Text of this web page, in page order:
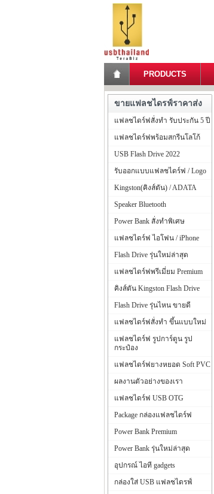
PRODUCTS
ขายแฟลชไดรฟ์ราคาส่ง
แฟลชไดร์ฟสั่งทำ รับประกัน 5 ปี
แฟลชไดร์ฟพร้อมสกรีนโลโก้
USB Flash Drive 2022
รับออกแบบแฟลชไดร์ฟ / Logo
Kingston(คิงส์ตัน) / ADATA
Speaker Bluetooth
Power Bank สั่งทำพิเศษ
แฟลชไดร์ฟ ไอโฟน / iPhone
Flash Drive รุ่นใหม่ล่าสุด
แฟลชไดร์ฟพรีเมี่ยม Premium
คิงส์ตัน Kingston Flash Drive
Flash Drive รุ่นไหน ขายดี
แฟลชไดร์ฟสั่งทำ ขึ้นแบบใหม่
แฟลชไดร์ฟ รูปการ์ตูน รูป
กระป๋อง
แฟลชไดร์ฟยางหยอด Soft PVC
ผลงานตัวอย่างของเรา
แฟลชไดร์ฟ USB OTG
Package กล่องแฟลชไดร์ฟ
Power Bank Premium
Power Bank รุ่นใหม่ล่าสุด
อุปกรณ์ ไอที gadgets
กล่องใส่ USB แฟลชไดรฟ์